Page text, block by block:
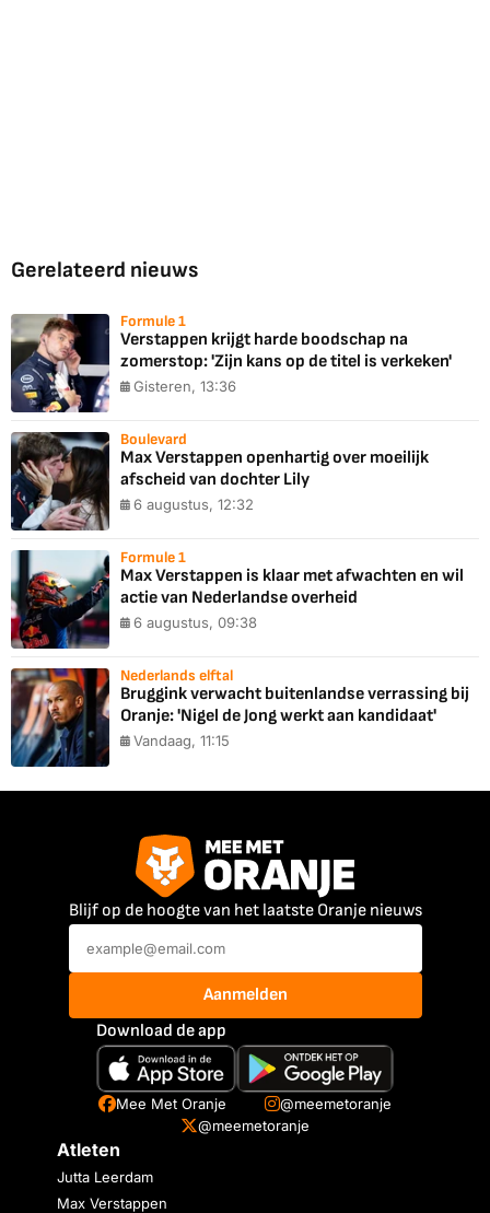
Gerelateerd nieuws
Formule 1
Verstappen krijgt harde boodschap na
zomerstop: 'Zijn kans op de titel is verkeken'
Gisteren, 13:36
Boulevard
Max Verstappen openhartig over moeilijk
afscheid van dochter Lily
6 augustus, 12:32
Formule 1
Max Verstappen is klaar met afwachten en wil
actie van Nederlandse overheid
6 augustus, 09:38
Nederlands elftal
Bruggink verwacht buitenlandse verrassing bij
Oranje: 'Nigel de Jong werkt aan kandidaat'
Vandaag, 11:15
Blijf op de hoogte van het laatste Oranje nieuws
Aanmelden
Download de app
Mee Met Oranje
@meemetoranje
@meemetoranje
Atleten
Jutta Leerdam
Max Verstappen